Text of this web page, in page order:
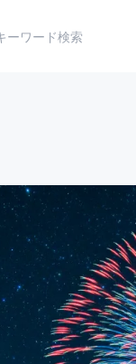
アート・写真
テクノロジー・ガジェ
映像・映画